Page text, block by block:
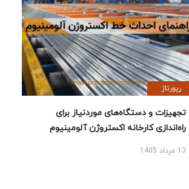
رپورتاژ
تجهیزات و دستگاه‌های موردنیاز برای
راه‌اندازی کارخانه اکستروژن آلومینیوم
13 مرداد 1405